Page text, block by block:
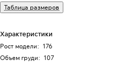
Таблица размеров
Характеристики
Рост модели: 176
Объем груди: 107